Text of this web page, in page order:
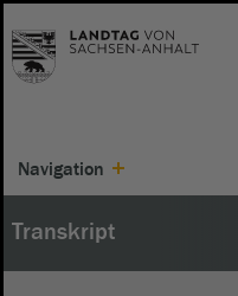
Navigation
Transkript